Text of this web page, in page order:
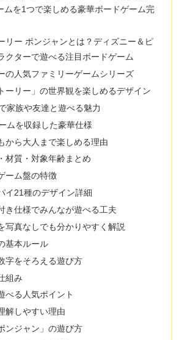
ムを1つで楽しめる豪華ボードゲーム完
リー ポンジャンとは？ディズニー＆ピ
クターで遊べる注目ボードゲーム
の人気ファミリーゲームシリーズ
ーリー」の世界観を楽しめるデザイン
家族や友達と遊べる魅力
ムを収録した豪華仕様
から大人まで楽しめる理由
材質・対象年齢まとめ
ーム盤の特徴
イ21種のデザイン詳細
き仕様でみんなが遊べる工夫
写真なしでも分かりやすく解説
基本ルール
字をそろえる遊び方
組み
べる人気ポイント
解しやすい理由
ンジャン」の遊び方